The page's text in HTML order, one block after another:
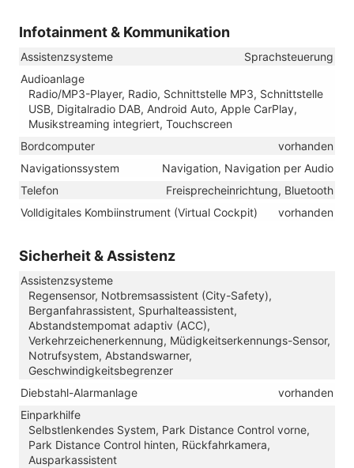
Infotainment & Kommunikation
Assistenzsysteme
Sprachsteuerung
Audioanlage
Radio/MP3-Player, Radio, Schnittstelle MP3, Schnittstelle
USB, Digitalradio DAB, Android Auto, Apple CarPlay,
Musikstreaming integriert, Touchscreen
Bordcomputer
vorhanden
Navigationssystem
Navigation, Navigation per Audio
Telefon
Freisprecheinrichtung, Bluetooth
Volldigitales Kombiinstrument (Virtual Cockpit)
vorhanden
Sicherheit & Assistenz
Assistenzsysteme
Regensensor, Notbremsassistent (City-Safety),
Berganfahrassistent, Spurhalteassistent,
Abstandstempomat adaptiv (ACC),
Verkehrzeichenerkennung, Müdigkeitserkennungs-Sensor,
Notrufsystem, Abstandswarner,
Geschwindigkeitsbegrenzer
Diebstahl-Alarmanlage
vorhanden
Einparkhilfe
Selbstlenkendes System, Park Distance Control vorne,
Park Distance Control hinten, Rückfahrkamera,
Ausparkassistent